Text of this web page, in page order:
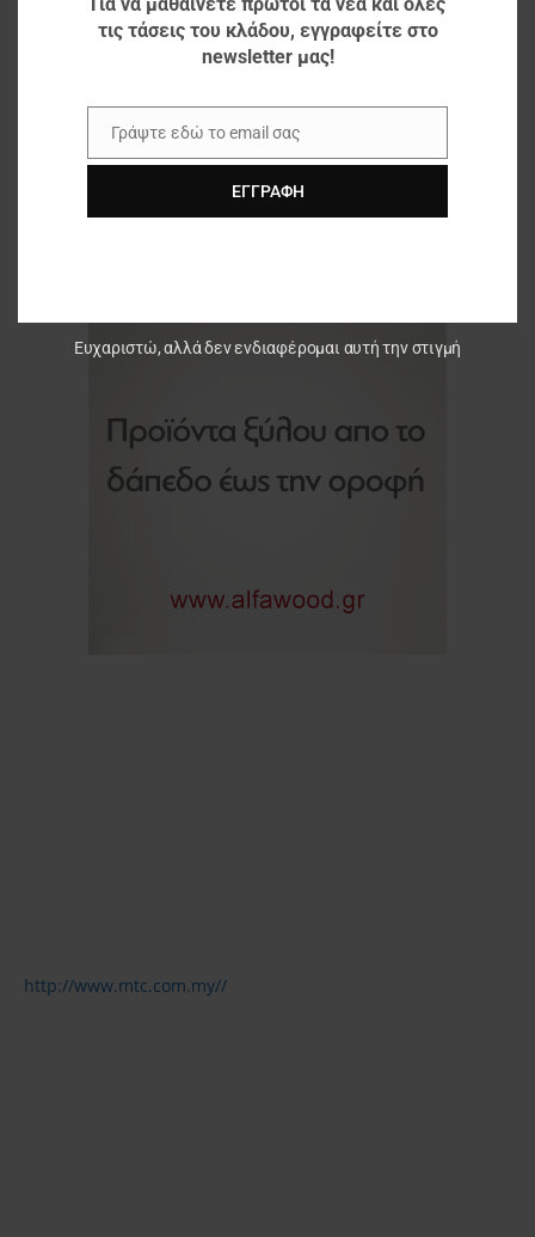
http://www.mtc.com.my//
τις τάσεις του κλάδου, εγγραφείτε στο
newsletter μας!
Email
Γράψτε εδώ το email σας
ΕΓΓΡΑΦΉ
Ευχαριστώ, αλλά δεν ενδιαφέρομαι αυτή την στιγμή